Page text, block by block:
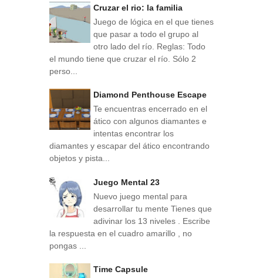
Cruzar el rio: la familia
Juego de lógica en el que tienes
que pasar a todo el grupo al
otro lado del río. Reglas: Todo
el mundo tiene que cruzar el río. Sólo 2
perso...
Diamond Penthouse Escape
Te encuentras encerrado en el
ático con algunos diamantes e
intentas encontrar los
diamantes y escapar del ático encontrando
objetos y pista...
Juego Mental 23
Nuevo juego mental para
desarrollar tu mente Tienes que
adivinar los 13 niveles . Escribe
la respuesta en el cuadro amarillo , no
pongas ...
Time Capsule